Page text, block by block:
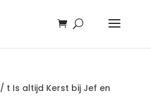
/ t Is altijd Kerst bij Jef en